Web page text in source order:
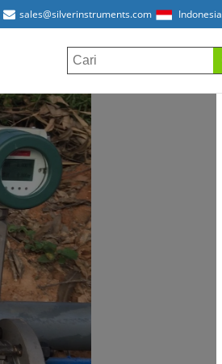
sales@silverinstruments.com Indonesia